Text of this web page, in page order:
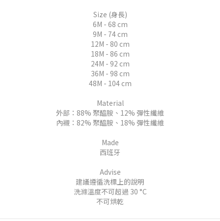
Size (身長)
6M - 68 cm
9M - 74 cm
12M - 80 cm
18M - 86 cm
24M - 92 cm
36M - 98 cm
48M - 104 cm
Material
外部：88% 聚醯胺、12% 彈性纖維
內襯：82% 聚醯胺、18% 彈性纖維
Made
西班牙
Advise
建議遵循洗標上的說明
洗滌溫度不可超過 30 °C
不可烘乾